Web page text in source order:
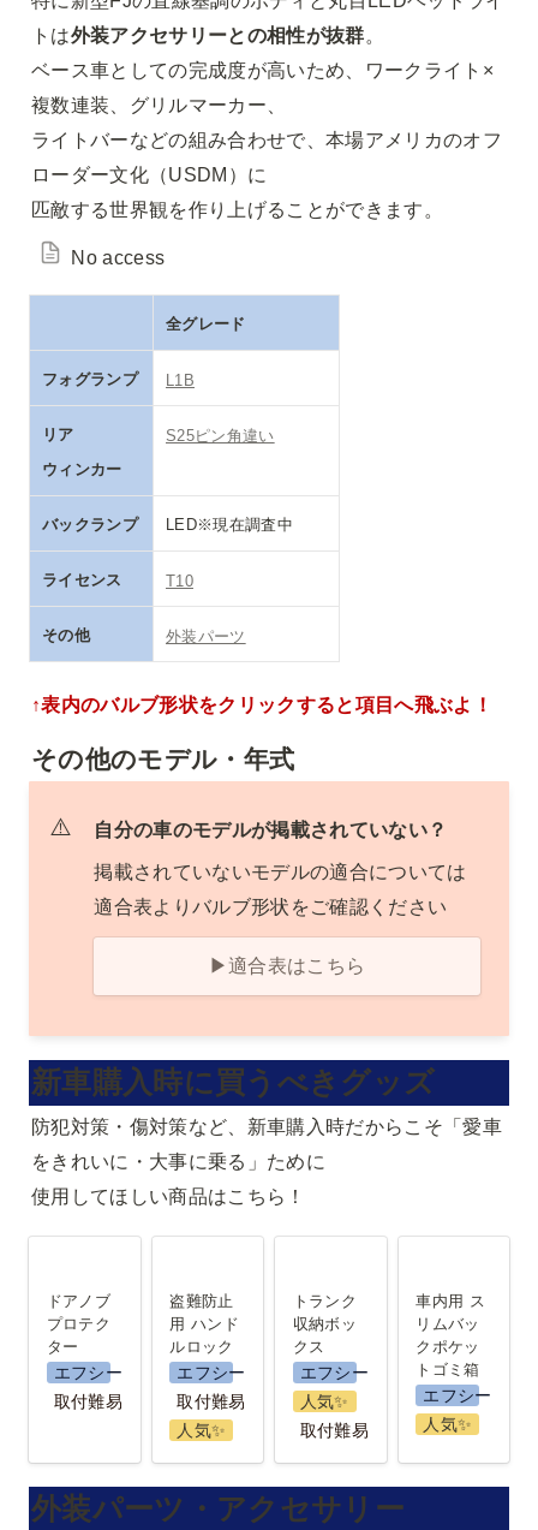
トは外装アクセサリーとの相性が抜群。
ベース車としての完成度が高いため、ワークライト×
複数連装、グリルマーカー、
ライトバーなどの組み合わせで、本場アメリカのオフ
ローダー文化（USDM）に
匹敵する世界観を作り上げることができます。
No access
全グレード
フォグランプ L1B
リア
ウィンカー
S25ピン角違い
バックランプ LED※現在調査中
ライセンス T10
その他 外装パーツ
↑表内のバルブ形状をクリックすると項目へ飛ぶよ！
その他のモデル・年式
⚠️
自分の車のモデルが掲載されていない？
掲載されていないモデルの適合については
適合表よりバルブ形状をご確認ください
▶適合表はこちら
新車購入時に買うべきグッズ
防犯対策・傷対策など、新車購入時だからこそ「愛車
をきれいに・大事に乗る」ために
使用してほしい商品はこちら！
ロテクター
ドアノブ
プロテク
ター
エフシーエル
取付難易度：★
ハンドルロ
ック
盗難防止
用 ハンド
ルロック
エフシーエル
取付難易度：★
人気✨️
トランク
収納ボッ
クス
エフシーエル
人気✨️
取付難易度：★
ムバックポ
ケットゴミ
車内用 ス
リムバッ
クポケッ
トゴミ箱
エフシーエル
人気✨️
外装パーツ・アクセサリー